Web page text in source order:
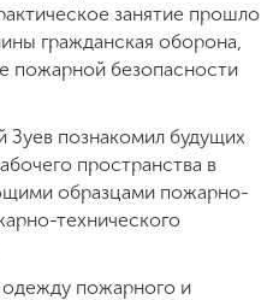
занятие прошло
гражданская оборона,
пожарной безопасности
Зуев познакомил будущих
пространства в
образцами пожарно-
технического
пожарного и